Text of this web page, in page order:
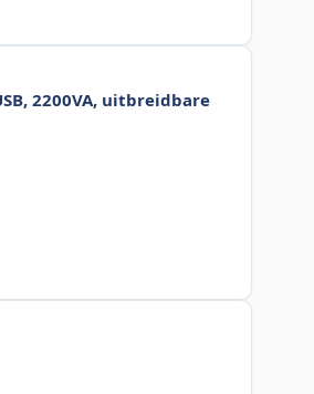
2200VA, uitbreidbare